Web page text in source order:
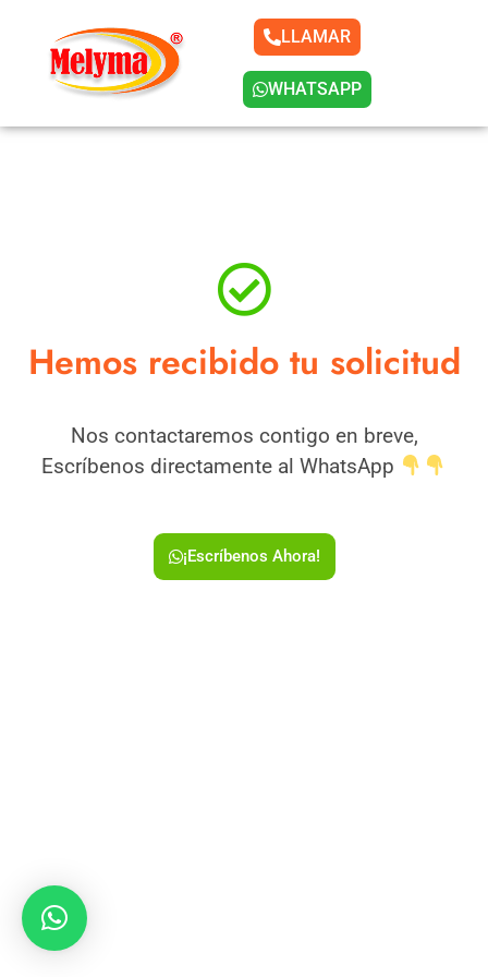
LLAMAR
WHATSAPP
Hemos recibido tu solicitud
Nos contactaremos contigo en breve,
Escríbenos directamente al WhatsApp
¡Escríbenos Ahora!